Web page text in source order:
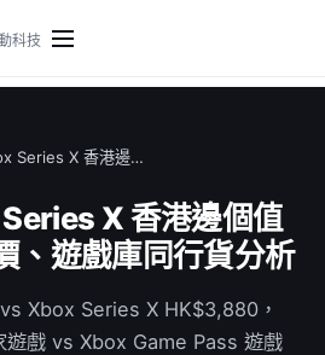
科技
Series X 香港邊…
X 香港邊個值
、遊戲庫同行貨分析
Xbox Series X HK$3,880，
遊戲 vs Xbox Game Pass 遊戲